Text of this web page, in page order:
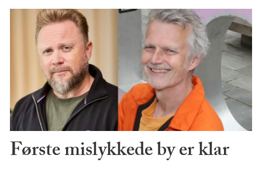
Første mislykkede by er klar